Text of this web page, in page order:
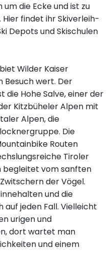
die Ecke und ist zu
findet ihr Skiverleih-
Depots und Skischulen
Wilder Kaiser
Besuch wert. Der
die Hohe Salve, einer der
Kitzbüheler Alpen mit
Alpen, die
Die
Routen
Tiroler
begleitet vom sanften
der Vögel.
und die
auf jeden Fall. Vielleicht
urigen und
dort wartet man
und einem